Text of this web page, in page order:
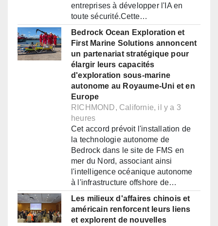
entreprises à développer l'IA en
toute sécurité.Cette…
Bedrock Ocean Exploration et
First Marine Solutions annoncent
un partenariat stratégique pour
élargir leurs capacités
d'exploration sous-marine
autonome au Royaume-Uni et en
Europe
RICHMOND, Californie, il y a 3
heures
Cet accord prévoit l'installation de
la technologie autonome de
Bedrock dans le site de FMS en
mer du Nord, associant ainsi
l'intelligence océanique autonome
à l'infrastructure offshore de…
Les milieux d'affaires chinois et
américain renforcent leurs liens
et explorent de nouvelles